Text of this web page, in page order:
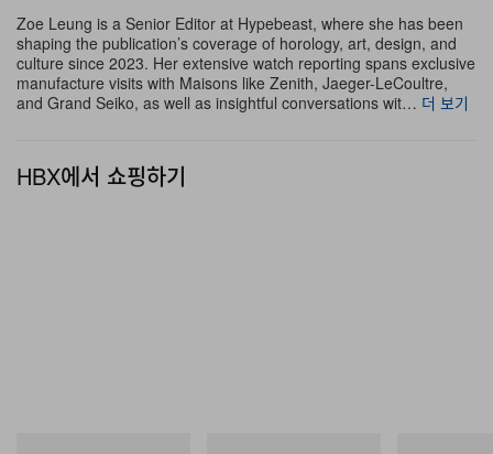
디자인을 자연스럽게 융합한다. 두께 12.3mm의 슬림한
플래티넘 케이스는 클래식한 라운드 실루엣과 얇은 베젤,
플루티드 케이스백을 갖추었다. 다이얼은 슬레이트 그레이
턴을 더해 강렬한 존재감을 드러내며, 하단 사파이어 섹션
Zoe Leung is a Senior Editor at Hypebeast, where she has been
shaping the publication’s coverage of horology, art, design, and
culture since 2023. Her extensive watch reporting spans exclusive
manufacture visits with Maisons like Zenith, Jaeger-LeCoultre,
and Grand Seiko, as well as insightful conversations wit… 더 보기
HBX에서 쇼핑하기